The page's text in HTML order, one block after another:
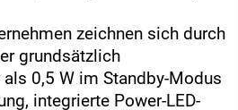
zeichnen sich durch
grundsätzlich
0,5 W im Standby-Modus
integrierte Power-LED-